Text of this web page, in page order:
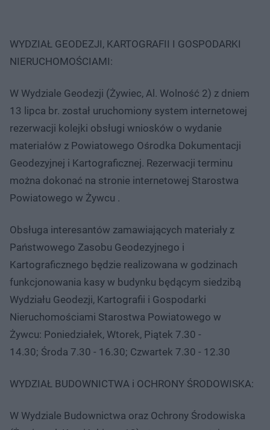
WYDZIAŁ GEODEZJI, KARTOGRAFII I GOSPODARKI
NIERUCHOMOŚCIAMI:
W Wydziale Geodezji (Żywiec, Al. Wolność 2) z dniem
13 lipca br. został uruchomiony system internetowej
rezerwacji kolejki obsługi wniosków o wydanie
materiałów z Powiatowego Ośrodka Dokumentacji
Geodezyjnej i Kartograficznej. Rezerwacji terminu
można dokonać na stronie internetowej Starostwa
Powiatowego w Żywcu .
Obsługa interesantów zamawiających materiały z
Państwowego Zasobu Geodezyjnego i
Kartograficznego będzie realizowana w godzinach
funkcjonowania kasy w budynku będącym siedzibą
Wydziału Geodezji, Kartografii i Gospodarki
Nieruchomościami Starostwa Powiatowego w
Żywcu: Poniedziałek, Wtorek, Piątek 7.30 -
14.30; Środa 7.30 - 16.30; Czwartek 7.30 - 12.30
WYDZIAŁ BUDOWNICTWA i OCHRONY ŚRODOWISKA:
W Wydziale Budownictwa oraz Ochrony Środowiska